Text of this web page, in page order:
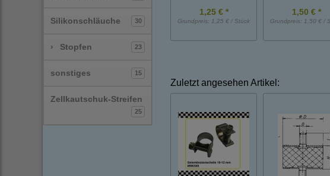
Silikonschläuche 30
› Stopfen 23
sonstiges 15
Zellkautschuk-Streifen
25
1,25 € *
Grundpreis: 1,25 € / Stück
1,50 € *
Grundpreis: 1,50 € /
Zuletzt angesehen Artikel: